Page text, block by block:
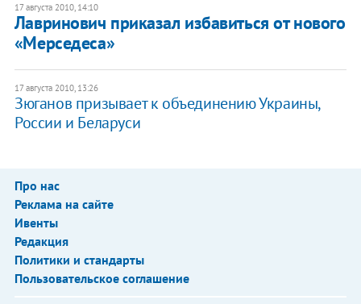
17 августа 2010, 14:10
Лавринович приказал избавиться от нового
«Мерседеса»
17 августа 2010, 13:26
Зюганов призывает к объединению Украины,
России и Беларуси
Про нас
Реклама на сайте
Ивенты
Редакция
Политики и стандарты
Пользовательское соглашение